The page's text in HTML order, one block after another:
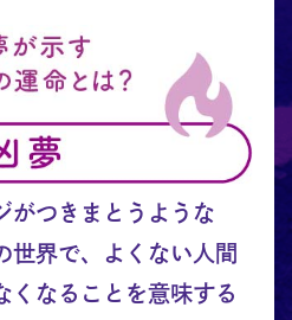
がつきまとうような
世界で、よくない人間
くなることを意味する